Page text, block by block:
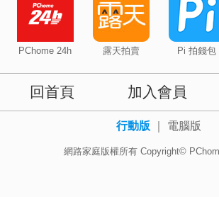
PChome 24h 露天拍賣 Pi 拍錢包
回首頁 加入會員
行動版 電腦版
網路家庭版權所有 Copyright©